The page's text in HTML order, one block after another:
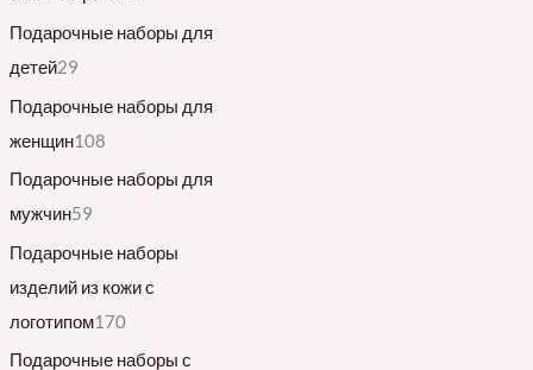
Подарочные наборы для
детей29
Подарочные наборы для
женщин108
Подарочные наборы для
мужчин59
Подарочные наборы
изделий из кожи с
логотипом170
Подарочные наборы с